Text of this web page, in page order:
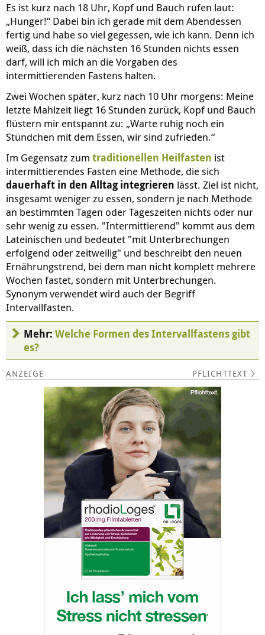
Es ist kurz nach 18 Uhr, Kopf und Bauch rufen laut:
„Hunger!“ Dabei bin ich gerade mit dem Abendessen
fertig und habe so viel gegessen, wie ich kann. Denn ich
weiß, dass ich die nächsten 16 Stunden nichts essen
darf, will ich mich an die Vorgaben des
intermittierenden Fastens halten.
Zwei Wochen später, kurz nach 10 Uhr morgens: Meine
letzte Mahlzeit liegt 16 Stunden zurück, Kopf und Bauch
flüstern mir entspannt zu: „Warte ruhig noch ein
Stündchen mit dem Essen, wir sind zufrieden.“
Im Gegensatz zum traditionellen Heilfasten ist
intermittierendes Fasten eine Methode, die sich
dauerhaft in den Alltag integrieren lässt. Ziel ist nicht,
insgesamt weniger zu essen, sondern je nach Methode
an bestimmten Tagen oder Tageszeiten nichts oder nur
sehr wenig zu essen. "Intermittierend" kommt aus dem
Lateinischen und bedeutet "mit Unterbrechungen
erfolgend oder zeitweilig" und beschreibt den neuen
Ernährungstrend, bei dem man nicht komplett mehrere
Wochen fastet, sondern mit Unterbrechungen.
Synonym verwendet wird auch der Begriff
Intervallfasten.
Mehr: Welche Formen des Intervallfastens gibt
es?
PFLICHTTEXT